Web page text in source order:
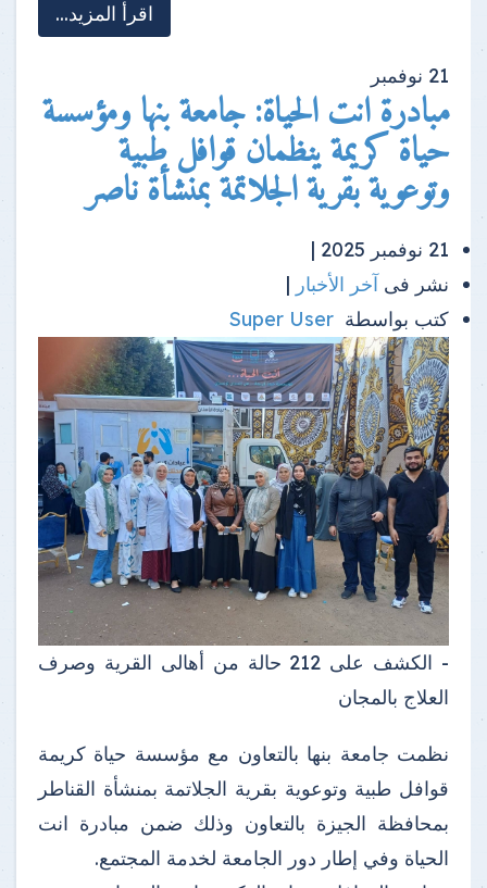
اقرأ المزيد...
21 نوفمبر
مبادرة انت الحياة: جامعة بنها ومؤسسة
حياة كريمة ينظمان قوافل طبية
وتوعوية بقرية الجلاتمة بمنشأة ناصر
21 نوفمبر 2025 |
نشر فى آخر الأخبار |
كتب بواسطة Super User
- الكشف على 212 حالة من أهالى القرية وصرف
العلاج بالمجان
نظمت جامعة بنها بالتعاون مع مؤسسة حياة كريمة
قوافل طبية وتوعوية بقرية الجلاتمة بمنشأة القناطر
بمحافظة الجيزة بالتعاون وذلك ضمن مبادرة انت
الحياة وفي إطار دور الجامعة لخدمة المجتمع.